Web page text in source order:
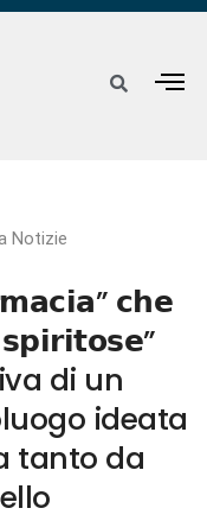
Notizie
𝗰𝗵𝗲
di un
ideata
tanto da